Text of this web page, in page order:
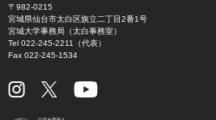
〒982-0215
宮城県仙台市太白区旗立二丁目2番1号
宮城大学事務局（太白事務室）
Tel 022-245-2211（代表）
Fax 022-245-1534